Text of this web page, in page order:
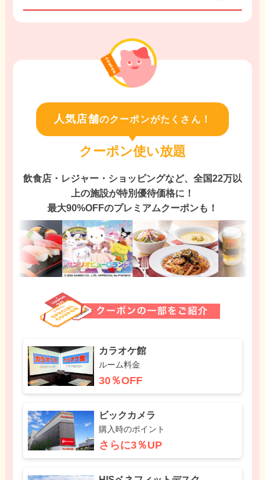
人気店舗のクーポンがたくさん！
クーポン使い放題
飲食店・レジャー・ショッピングなど、全国22万以
上の施設が特別優待価格に！
最大90%OFFのプレミアムクーポンも！
カラオケ館
ルーム料金
30％OFF
ビックカメラ
購入時のポイント
さらに3％UP